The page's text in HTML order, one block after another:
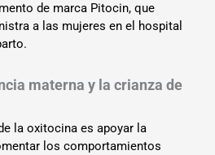
de marca Pitocin, que
a las mujeres en el hospital
materna y la crianza de
la oxitocina es apoyar la
los comportamientos